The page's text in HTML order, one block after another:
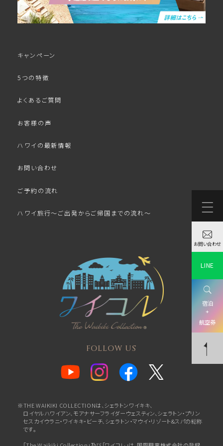
キャンペーン
5つの特徴
よくあるご質問
お客様の声
ハワイの最新情報
お問い合わせ
ご予約の流れ
ハワイ旅行～ご出発からご帰国までの流れ～
FOLLOW US
※THE WAIKIKI COLLECTIONは、シェラトンワイキキ、
ロイヤルハワイアン、モアナサーフライダーウェスティン、シェラトン・プリン
セスカイウラニ・ワイキキ・ビーチ、シェラトン・マウイ・リゾート&スパの総称
です。
お問い合わせ
LINE
宿泊
+
航空券